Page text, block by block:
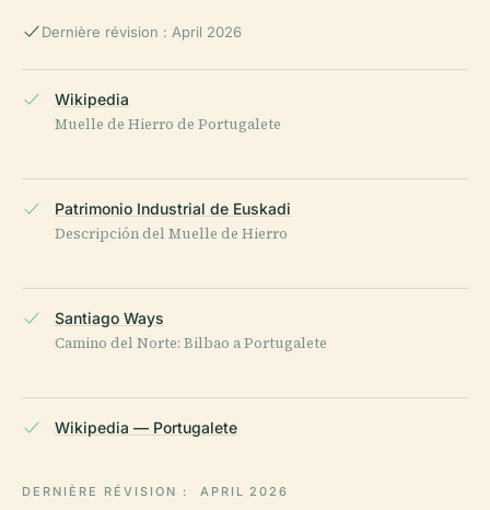
Dernière révision : April 2026
Wikipedia
Muelle de Hierro de Portugalete
Patrimonio Industrial de Euskadi
Descripción del Muelle de Hierro
Santiago Ways
Camino del Norte: Bilbao a Portugalete
Wikipedia — Portugalete
DERNIÈRE RÉVISION : APRIL 2026